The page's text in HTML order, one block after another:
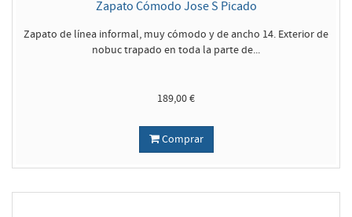
Zapato Cómodo Jose S Picado
Zapato de línea informal, muy cómodo y de ancho 14. Exterior de
nobuc trapado en toda la parte de...
189,00 €
Comprar